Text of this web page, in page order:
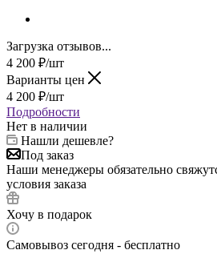
Загрузка отзывов...
4 200 ₽/шт
Варианты цен
4 200 ₽/шт
Подробности
Нет в наличии
Нашли дешевле?
Под заказ
Наши менеджеры обязательно
условия заказа
Хочу в подарок
Самовывоз сегодня - бесплатно